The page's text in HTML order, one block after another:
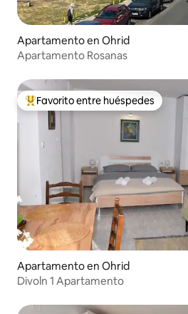
Apartamento en Ohrid
Apartamento Rosanas
Favorito entre huéspedes preferido
Favorito entre huéspedes
Apartamento en Ohrid
Divoln 1 Apartamento